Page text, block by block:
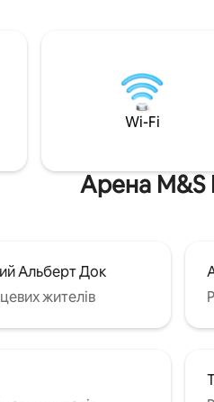
Ліверпульського
соборів
Wi-Fi
Арена M&S
Альберт Док
жителів